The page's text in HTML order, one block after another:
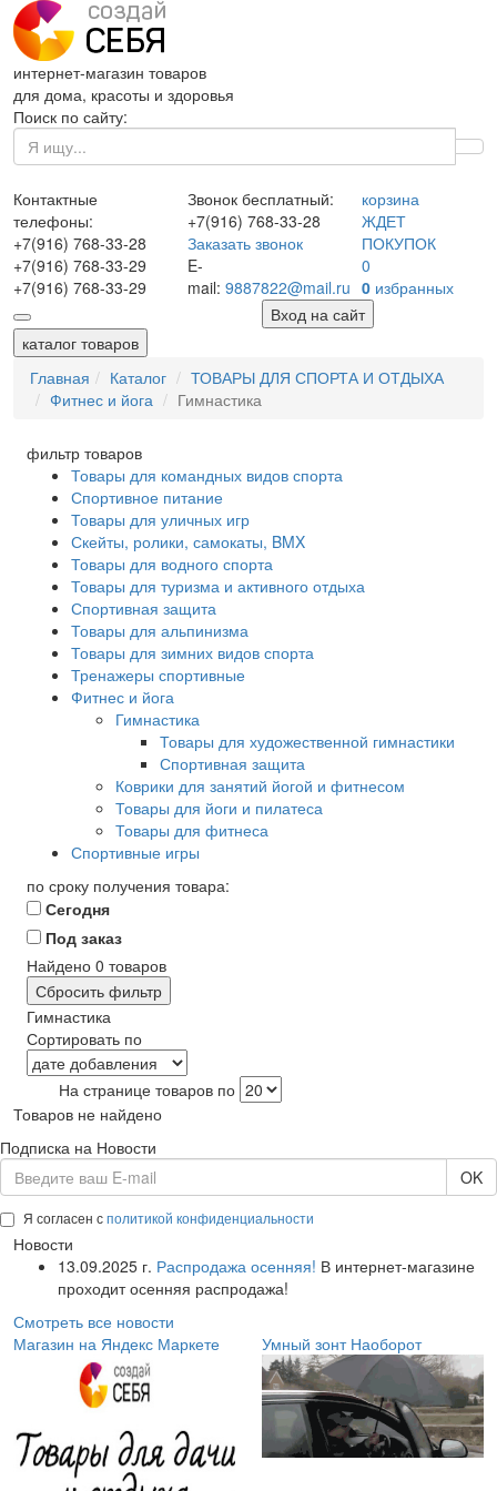
интернет-магазин товаров
для дома, красоты и здоровья
Поиск по сайту:
Контактные
телефоны:
+7(916) 768-33-28
+7(916) 768-33-29
+7(916) 768-33-29
Звонок бесплатный:
+7(916) 768-33-28
Заказать звонок
E-
mail: 9887822@mail.ru
корзина
ЖДЕТ
ПОКУПОК
0
0избранных
Вход на сайт
каталог товаров
Главная
Каталог
ТОВАРЫ ДЛЯ СПОРТА И ОТДЫХА
Фитнес и йога
Гимнастика
фильтр товаров
Товары для командных видов спорта
Спортивное питание
Товары для уличных игр
Скейты, ролики, самокаты, BMX
Товары для водного спорта
Товары для туризма и активного отдыха
Спортивная защита
Товары для альпинизма
Товары для зимних видов спорта
Тренажеры спортивные
Фитнес и йога
Гимнастика
Товары для художественной гимнастики
Спортивная защита
Коврики для занятий йогой и фитнесом
Товары для йоги и пилатеса
Товары для фитнеса
Спортивные игры
по сроку получения товара:
Сегодня
Под заказ
Найдено 0 товаров
Сбросить фильтр
Гимнастика
Сортировать по
На странице товаров по
Товаров не найдено
Подписка на Новости
OK
Я согласен сполитикой конфиденциальности
Новости
13.09.2025 г. Распродажа осенняя! В интернет-магазине
проходит осенняя распродажа!
Смотреть все новости
Магазин на Яндекс Маркете
Умный зонт Наоборот